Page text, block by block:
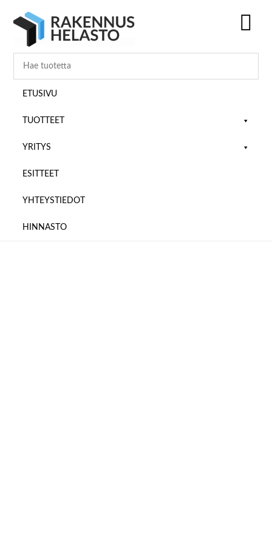
pääsisältöön
ensisijaiseen
alatunnisteeseen
ETUSIVU
TUOTTEET
YRITYS
ESITTEET
YHTEYSTIEDOT
HINNASTO